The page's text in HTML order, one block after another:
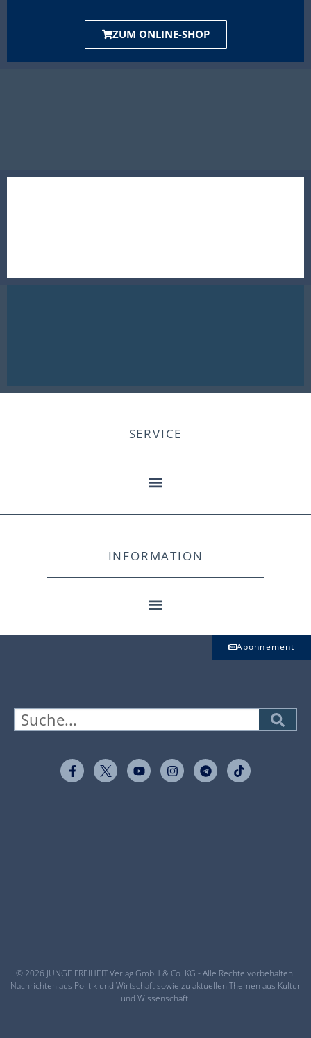
ZUM ONLINE-SHOP
SERVICE
INFORMATION
Abonnement
© 2026 JUNGE FREIHEIT Verlag GmbH & Co. KG - Alle Rechte vorbehalten.
Nachrichten aus Politik und Wirtschaft sowie zu aktuellen Themen aus Kultur
und Wissenschaft.